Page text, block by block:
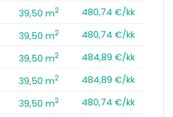
39,50 m2
480,74 €/kk
39,50 m2
480,74 €/kk
39,50 m2
484,89 €/kk
39,50 m2
484,89 €/kk
39,50 m2
480,74 €/kk